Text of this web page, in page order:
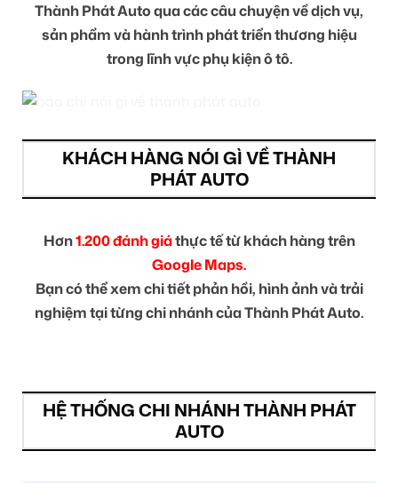
Thành Phát Auto qua các câu chuyện về dịch vụ,
sản phẩm và hành trình phát triển thương hiệu
trong lĩnh vực phụ kiện ô tô.
KHÁCH HÀNG NÓI GÌ VỀ THÀNH
PHÁT AUTO
Hơn1.200 đánh giáthực tế từ khách hàng trên
Google Maps.
Bạn có thể xem chi tiết phản hồi, hình ảnh và trải
nghiệm tại từng chi nhánh của Thành Phát Auto.
HỆ THỐNG CHI NHÁNH THÀNH PHÁT
AUTO